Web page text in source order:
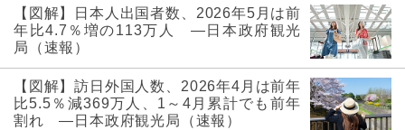
【図解】日本人出国者数、2026年5月は前
年比4.7％増の113万人 ―日本政府観光
局（速報）
【図解】訪日外国人数、2026年4月は前年
比5.5％減369万人、1～4月累計でも前年
割れ ―日本政府観光局（速報）